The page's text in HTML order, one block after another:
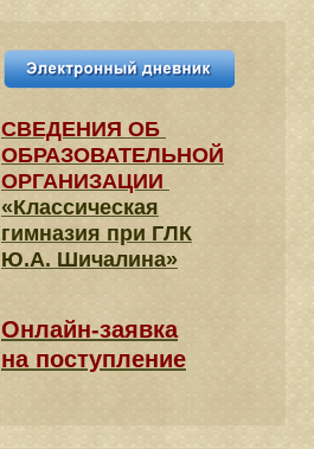
СВЕДЕНИЯ​ ОБ
ОБРАЗОВАТЕЛЬНОЙ
ОРГАНИЗАЦИИ
«Классическая
гимназия при ГЛК
Ю.А. Шичалина»
Онлайн-заявка
на поступление